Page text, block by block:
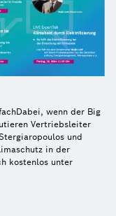
wenn der Big
Vertriebsleiter
und
in der
kostenlos unter